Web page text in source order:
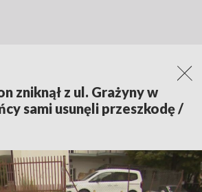
zniknął z ul. Grażyny w
sami usunęli przeszkodę /